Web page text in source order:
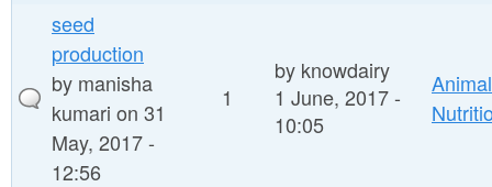
seed
production
by manisha
kumari on 31
May, 2017 -
12:56
1
by knowdairy
1 June, 2017 -
10:05
Animal